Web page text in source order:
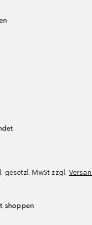
gesetzl. MwSt zzgl.
shoppen